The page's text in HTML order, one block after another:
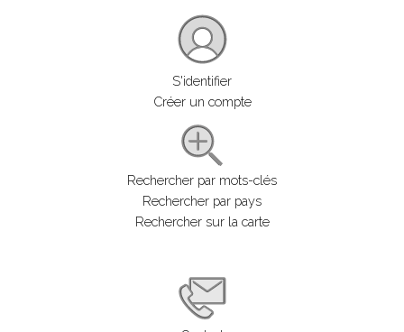
S'identifier
Créer un compte
Rechercher par mots-clés
Rechercher par pays
Rechercher sur la carte